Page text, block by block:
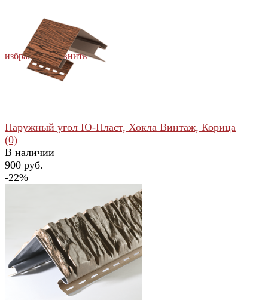
избранное сравнить
избранное сравнить
Наружный угол Ю-Пласт, Хокла Винтаж, Корица
(0)
В наличии
900 руб.
-22%